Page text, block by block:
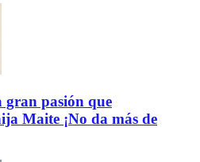
gran pasión que
Maite ¡No da más de